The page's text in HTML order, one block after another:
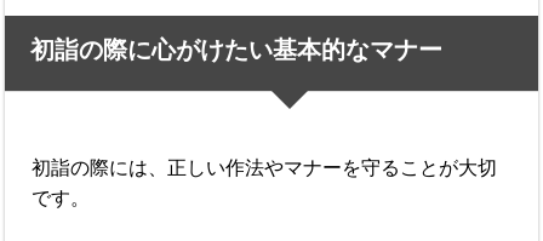
初詣の際に心がけたい基本的なマナー
初詣の際には、正しい作法やマナーを守ることが大切
です。